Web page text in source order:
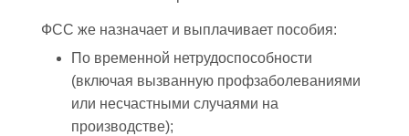
ФСС же назначает и выплачивает пособия:
По временной нетрудоспособности
(включая вызванную профзаболеваниями
или несчастными случаями на
производстве);